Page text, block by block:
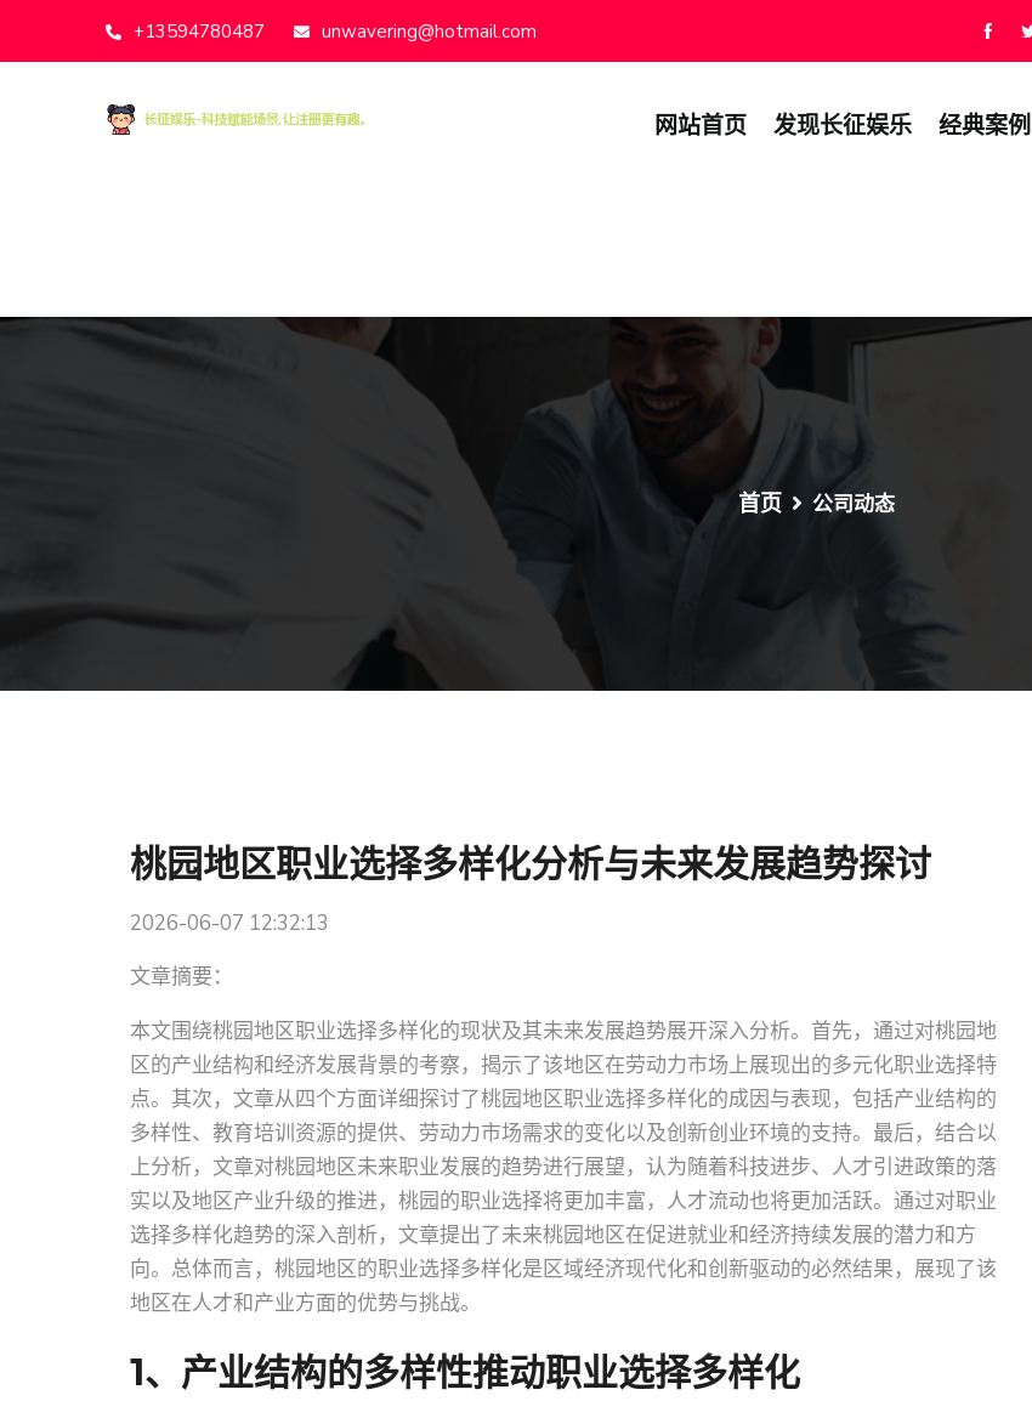
+13594780487 unwavering@hotmail.com
网站首页 发现长征娱乐 经典案例
首页 公司动态
桃园地区职业选择多样化分析与未来发展趋势探讨
2026-06-07 12:32:13
文章摘要：
本文围绕桃园地区职业选择多样化的现状及其未来发展趋势展开深入分析。首先，通过对桃园地
区的产业结构和经济发展背景的考察，揭示了该地区在劳动力市场上展现出的多元化职业选择特
点。其次，文章从四个方面详细探讨了桃园地区职业选择多样化的成因与表现，包括产业结构的
多样性、教育培训资源的提供、劳动力市场需求的变化以及创新创业环境的支持。最后，结合以
上分析，文章对桃园地区未来职业发展的趋势进行展望，认为随着科技进步、人才引进政策的落
实以及地区产业升级的推进，桃园的职业选择将更加丰富，人才流动也将更加活跃。通过对职业
选择多样化趋势的深入剖析，文章提出了未来桃园地区在促进就业和经济持续发展的潜力和方
向。总体而言，桃园地区的职业选择多样化是区域经济现代化和创新驱动的必然结果，展现了该
地区在人才和产业方面的优势与挑战。
1、产业结构的多样性推动职业选择多样化